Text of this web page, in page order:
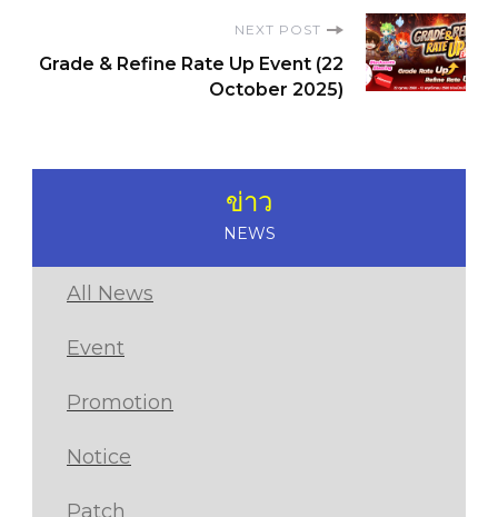
NEXT POST
Grade & Refine Rate Up Event (22
October 2025)
ข่าว
NEWS
All News
Event
Promotion
Notice
Patch